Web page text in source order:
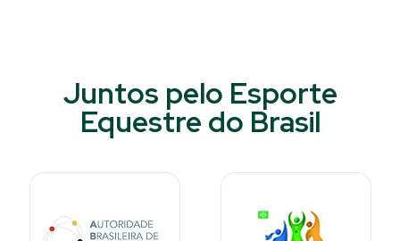
Juntos pelo Esporte
Equestre do Brasil​